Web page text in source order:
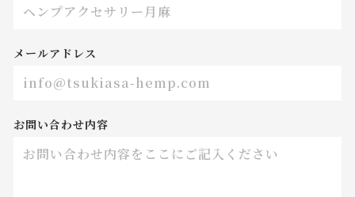
メールアドレス
お問い合わせ内容